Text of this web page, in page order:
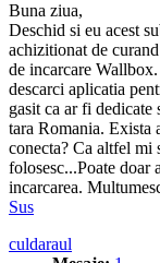
Buna ziua,
Deschid si eu acest
achizitionat de
de incarcare
descarci aplicatia
gasit ca ar fi
tara Romania. Exista
conecta? Ca altfel mi
folosesc...Poate doar
incarcarea.
Sus
culdaraul